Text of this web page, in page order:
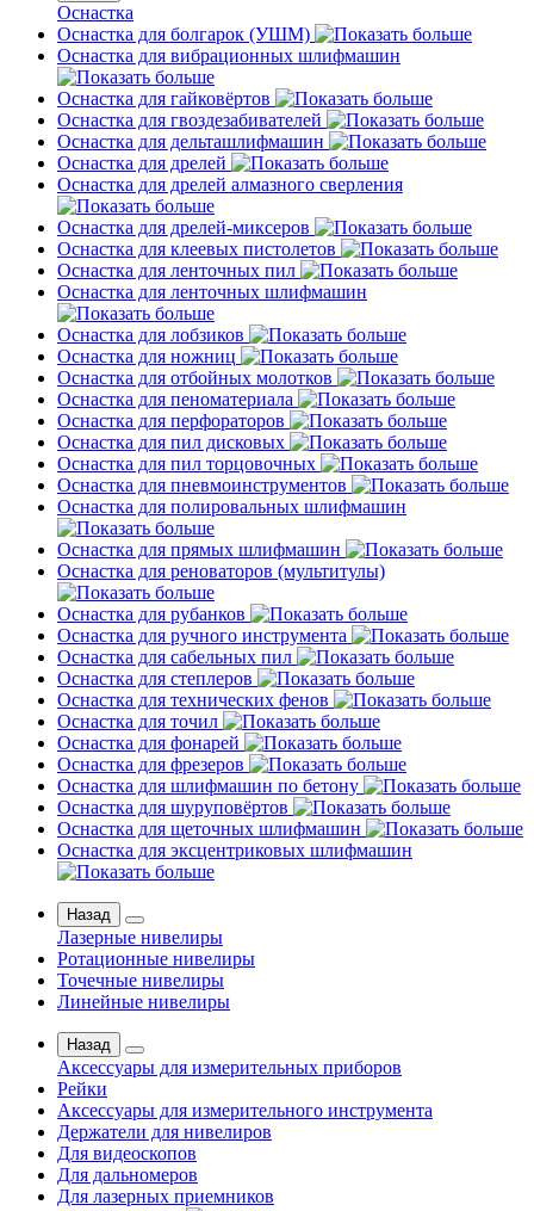
Оснастка
Оснастка для болгарок (УШМ)
Оснастка для вибрационных шлифмашин
Оснастка для гайковёртов
Оснастка для гвоздезабивателей
Оснастка для дельташлифмашин
Оснастка для дрелей
Оснастка для дрелей алмазного сверления
Оснастка для дрелей-миксеров
Оснастка для клеевых пистолетов
Оснастка для ленточных пил
Оснастка для ленточных шлифмашин
Оснастка для лобзиков
Оснастка для ножниц
Оснастка для отбойных молотков
Оснастка для пеноматериала
Оснастка для перфораторов
Оснастка для пил дисковых
Оснастка для пил торцовочных
Оснастка для пневмоинструментов
Оснастка для полировальных шлифмашин
Оснастка для прямых шлифмашин
Оснастка для реноваторов (мультитулы)
Оснастка для рубанков
Оснастка для ручного инструмента
Оснастка для сабельных пил
Оснастка для степлеров
Оснастка для технических фенов
Оснастка для точил
Оснастка для фонарей
Оснастка для фрезеров
Оснастка для шлифмашин по бетону
Оснастка для шуруповёртов
Оснастка для щеточных шлифмашин
Оснастка для эксцентриковых шлифмашин
Назад
Лазерные нивелиры
Ротационные нивелиры
Точечные нивелиры
Линейные нивелиры
Назад
Аксессуары для измерительных приборов
Рейки
Аксессуары для измерительного инструмента
Держатели для нивелиров
Для видеоскопов
Для дальномеров
Для лазерных приемников